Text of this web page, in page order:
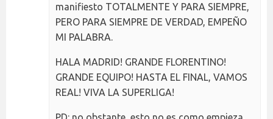
manifiesto TOTALMENTE Y PARA SIEMPRE,
PERO PARA SIEMPRE DE VERDAD, EMPEÑO
MI PALABRA.
HALA MADRID! GRANDE FLORENTINO!
GRANDE EQUIPO! HASTA EL FINAL, VAMOS
REAL! VIVA LA SUPERLIGA!